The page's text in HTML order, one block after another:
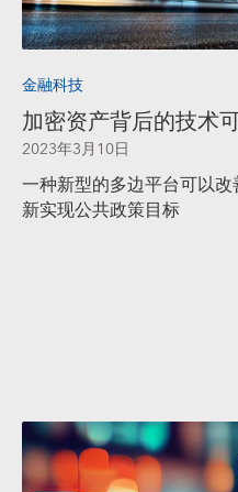
金融科技
加密资产背后的技术
2023年3月10日
一种新型的多边平台可以
新实现公共政策目标